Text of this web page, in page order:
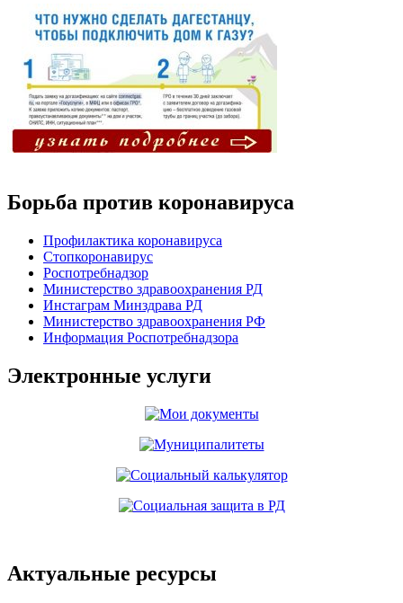
Борьба против коронавируса
Профилактика коронавируса
Стопкоронавирус
Роспотребнадзор
Министерство здравоохранения РД
Инстаграм Минздрава РД
Министерство здравоохранения РФ
Информация Роспотребнадзора
Электронные услуги
Актуальные ресурсы